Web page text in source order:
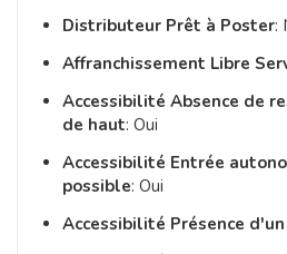
Distributeur Prêt à Poster:
Affranchissement Libre
Accessibilité Absence de
de haut: Oui
Accessibilité Entrée
possible: Oui
Accessibilité Présence